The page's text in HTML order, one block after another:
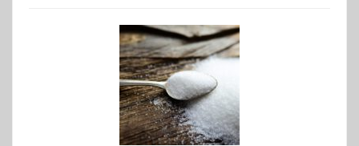
Freund
in
Gefahr
ist:
Brandschutz
für
Hunde